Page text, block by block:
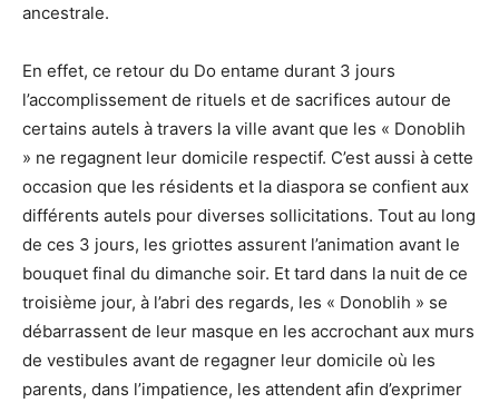
ancestrale.
En effet, ce retour du Do entame durant 3 jours
l’accomplissement de rituels et de sacrifices autour de
certains autels à travers la ville avant que les « Donoblih
» ne regagnent leur domicile respectif. C’est aussi à cette
occasion que les résidents et la diaspora se confient aux
différents autels pour diverses sollicitations. Tout au long
de ces 3 jours, les griottes assurent l’animation avant le
bouquet final du dimanche soir. Et tard dans la nuit de ce
troisième jour, à l’abri des regards, les « Donoblih » se
débarrassent de leur masque en les accrochant aux murs
de vestibules avant de regagner leur domicile où les
parents, dans l’impatience, les attendent afin d’exprimer